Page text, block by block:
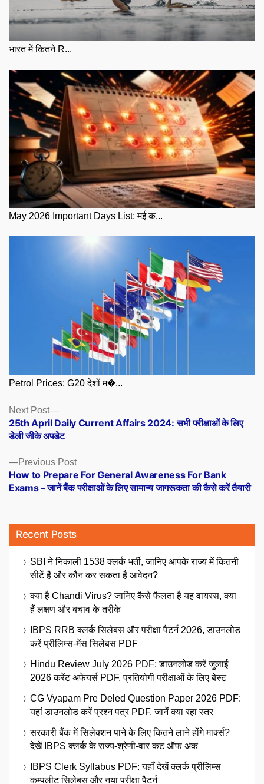
भारत में कितने R...
May 2026 Important Days List: मई क...
Petrol Prices: G20 देशों म�...
Posts
navigation
Previous PostPrevious
post:
How to Prepare For General Awareness For Bank
Exams – जानें बैंक परीक्षाओं के लिए सामान्य जागरूकता की कैसे करें तैयारी
Next Post
Next
post:
25th April Daily Current Affairs 2024: सभी परीक्षाओं के लिए
डेली जीके अपडेट
Recent Posts
SBI ने निकाली 1538 क्लर्क भर्ती, जानिए आपके राज्य में कितनी
सीटें हैं और कौन कर सकता है आवेदन?
क्या है Chandi Virus? जानिए कैसे फैलता है यह वायरस, क्या
हैं लक्षण और बचाव के तरीके
IBPS RRB क्लर्क सिलेबस और परीक्षा पैटर्न 2026, डाउनलोड
करें प्रीलिम्स-मेंस सिलेबस PDF
Hindu Review July 2026 PDF: डाउनलोड करें जुलाई
2026 करेंट अफेयर्स PDF, प्रतियोगी परीक्षाओं के लिए बेस्ट
CG Vyapam Pre Deled Question Paper 2026 PDF:
यहां डाउनलोड करें प्रश्न पत्र PDF, जानें क्या रहा स्तर
सरकारी बैंक में सिलेक्शन पाने के लिए कितने लाने होंगे मार्क्स?
देखें IBPS क्लर्क के राज्य-श्रेणी-वार कट ऑफ अंक
IBPS Clerk Syllabus PDF: यहाँ देखें क्लर्क प्रीलिम्स
कम्पलीट सिलेबस और नया परीक्षा पैटर्न